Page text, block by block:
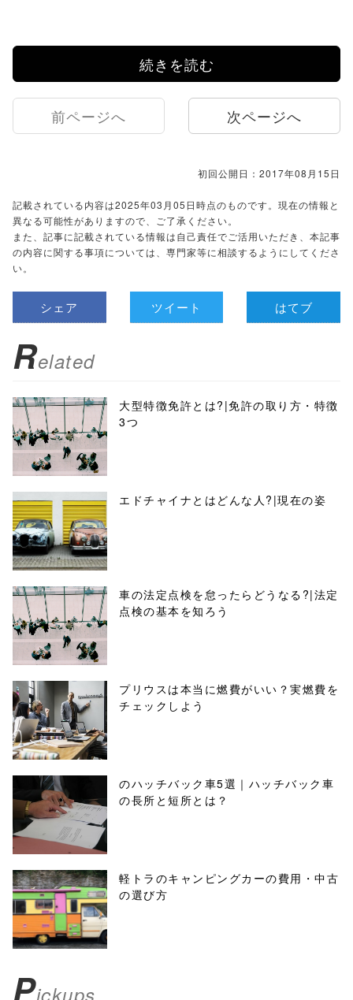
続きを読む
前ページへ 次ページへ
初回公開日：2017年08月15日
記載されている内容は2025年03月05日時点のものです。現在の情報と
異なる可能性がありますので、ご了承ください。
また、記事に記載されている情報は自己責任でご活用いただき、本記事
の内容に関する事項については、専門家等に相談するようにしてくださ
い。
シェア ツイート はてブ
Related
大型特徴免許とは?|免許の取り方・特徴
3つ
エドチャイナとはどんな人?|現在の姿
車の法定点検を怠ったらどうなる?|法定
点検の基本を知ろう
プリウスは本当に燃費がいい？実燃費を
チェックしよう
のハッチバック車5選｜ハッチバック車
の長所と短所とは？
軽トラのキャンピングカーの費用・中古
の選び方
Pickups